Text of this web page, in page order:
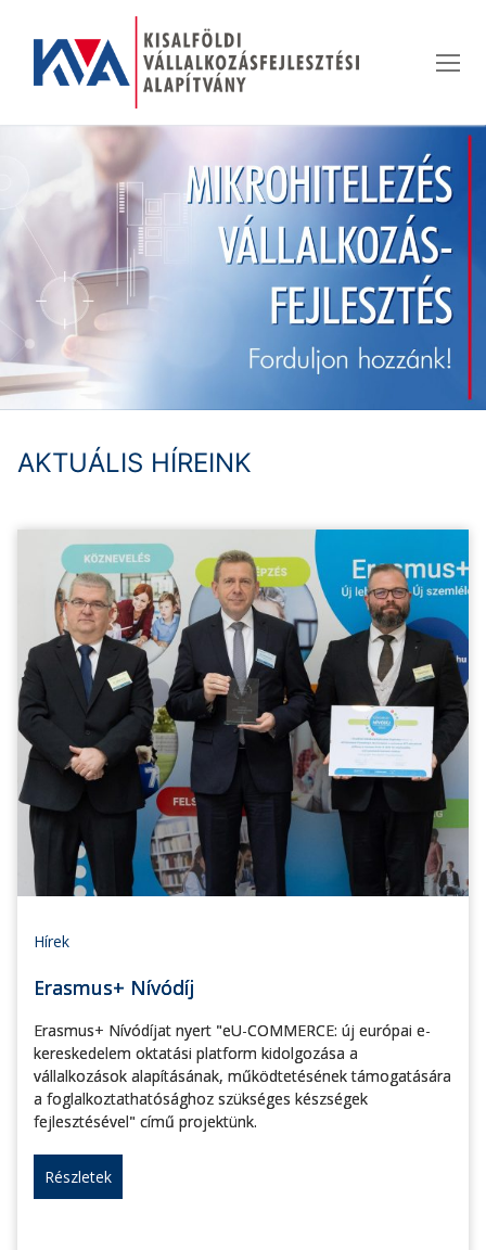
tartalomra
AKTUÁLIS HÍREINK
Hírek
Erasmus+ Nívódíj
Erasmus+ Nívódíjat nyert "eU-COMMERCE: új európai e-
kereskedelem oktatási platform kidolgozása a
vállalkozások alapításának, működtetésének támogatására
a foglalkoztathatósághoz szükséges készségek
fejlesztésével" című projektünk.
Részletek